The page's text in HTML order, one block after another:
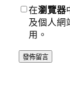
在瀏覽器
及個人網
用。